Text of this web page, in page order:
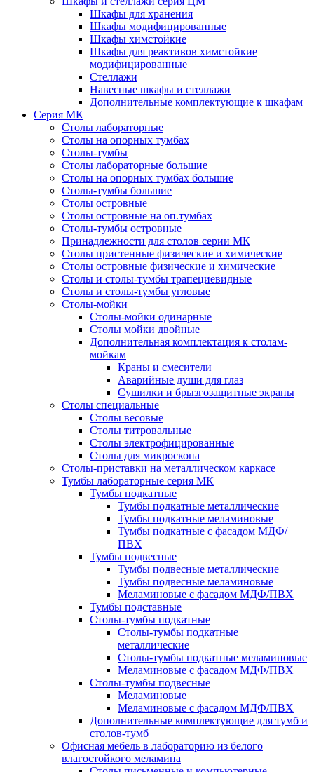
Шкафы для хранения
Шкафы модифицированные
Шкафы химстойкие
Шкафы для реактивов химстойкие
модифицированные
Стеллажи
Навесные шкафы и стеллажи
Дополнительные комплектующие к шкафам
Серия МК
Столы лабораторные
Столы на опорных тумбах
Столы-тумбы
Столы лабораторные большие
Столы на опорных тумбах большие
Столы-тумбы большие
Столы островные
Столы островные на оп.тумбах
Столы-тумбы островные
Принадлежности для столов серии МК
Столы пристенные физические и химические
Столы островные физические и химические
Столы и столы-тумбы трапециевидные
Столы и столы-тумбы угловые
Столы-мойки
Столы-мойки одинарные
Столы мойки двойные
Дополнительная комплектация к столам-
мойкам
Краны и смесители
Аварийные души для глаз
Сушилки и брызгозащитные экраны
Столы специальные
Столы весовые
Столы титровальные
Столы электрофицированные
Столы для микроскопа
Столы-приставки на металлическом каркасе
Тумбы лабораторные серия МК
Тумбы подкатные
Тумбы подкатные металлические
Тумбы подкатные меламиновые
Тумбы подкатные с фасадом МДФ/
ПВХ
Тумбы подвесные
Тумбы подвесные металлические
Тумбы подвесные меламиновые
Меламиновые с фасадом МДФ/ПВХ
Тумбы подставные
Столы-тумбы подкатные
Столы-тумбы подкатные
металлические
Столы-тумбы подкатные меламиновые
Меламиновые с фасадом МДФ/ПВХ
Столы-тумбы подвесные
Меламиновые
Меламиновые с фасадом МДФ/ПВХ
Дополнительные комплектующие для тумб и
столов-тумб
Офисная мебель в лабораторию из белого
влагостойкого меламина